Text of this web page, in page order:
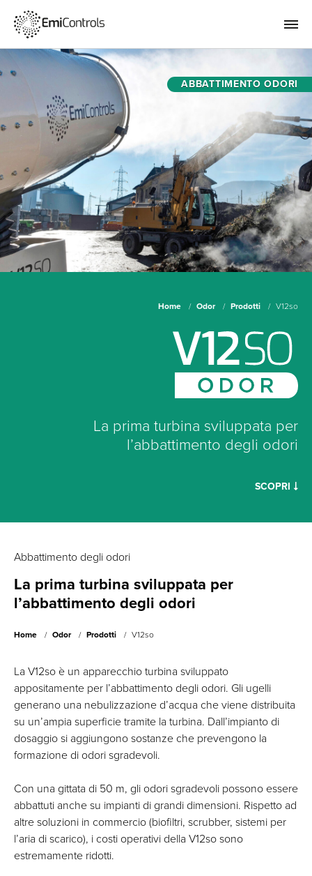
ABBATTIMENTO ODORI
Home Odor Prodotti V12so
La prima turbina sviluppata per
l’abbattimento degli odori
SCOPRI
La prima turbina sviluppata per
l’abbattimento degli odori
Abbattimento degli odori
Home Odor Prodotti V12so
La V12so è un apparecchio turbina sviluppato
appositamente per l’abbattimento degli odori. Gli ugelli
generano una nebulizzazione d’acqua che viene distribuita
su un’ampia superficie tramite la turbina. Dall’impianto di
dosaggio si aggiungono sostanze che prevengono la
formazione di odori sgradevoli.
Con una gittata di 50 m, gli odori sgradevoli possono essere
abbattuti anche su impianti di grandi dimensioni. Rispetto ad
altre soluzioni in commercio (biofiltri, scrubber, sistemi per
l’aria di scarico), i costi operativi della V12so sono
estremamente ridotti.